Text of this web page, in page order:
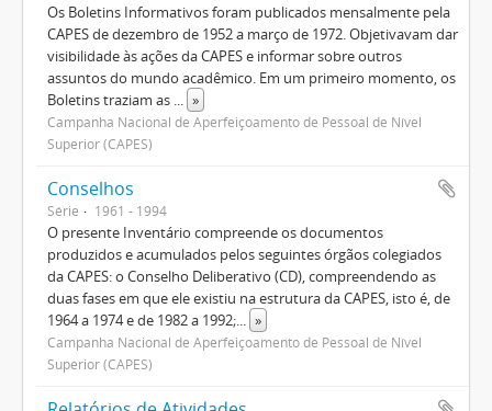
Os Boletins Informativos foram publicados mensalmente pela
CAPES de dezembro de 1952 a março de 1972. Objetivavam dar
visibilidade às ações da CAPES e informar sobre outros
assuntos do mundo acadêmico. Em um primeiro momento, os
Boletins traziam as ... »
Campanha Nacional de Aperfeiçoamento de Pessoal de Nível
Superior (CAPES)
Conselhos
Série 1961 - 1994
O presente Inventário compreende os documentos
produzidos e acumulados pelos seguintes órgãos colegiados
da CAPES: o Conselho Deliberativo (CD), compreendendo as
duas fases em que ele existiu na estrutura da CAPES, isto é, de
1964 a 1974 e de 1982 a 1992;... »
Campanha Nacional de Aperfeiçoamento de Pessoal de Nível
Superior (CAPES)